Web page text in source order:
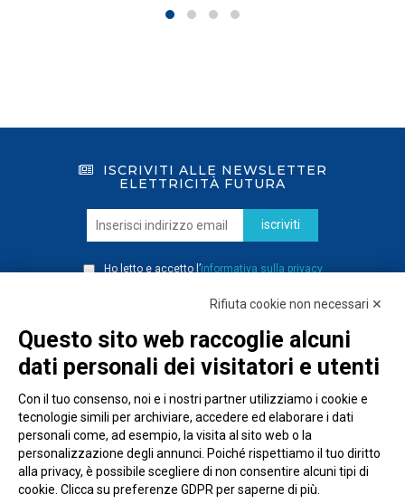
ISCRIVITI ALLE NEWSLETTER
ELETTRICITÀ FUTURA
iscriviti
Ho letto e accetto l’informativa sulla privacy
Rifiuta cookie non necessari ✕
Questo sito web raccoglie alcuni
dati personali dei visitatori e utenti
Con il tuo consenso, noi e i nostri partner utilizziamo i cookie e
tecnologie simili per archiviare, accedere ed elaborare i dati
personali come, ad esempio, la visita al sito web o la
personalizzazione degli annunci. Poiché rispettiamo il tuo diritto
alla privacy, è possibile scegliere di non consentire alcuni tipi di
cookie. Clicca su preferenze GDPR per saperne di più.